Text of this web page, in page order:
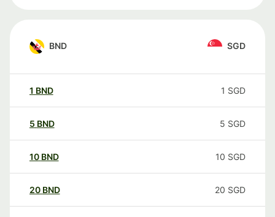
BND SGD
1 BND 1 SGD
5 BND 5 SGD
10 BND 10 SGD
20 BND 20 SGD